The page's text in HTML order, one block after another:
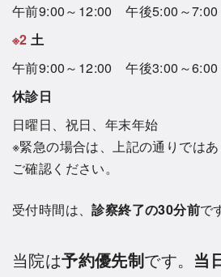
午前9:00～12:00 午後5:00～7:00
※2 土
午前9:00～12:00 午後3:00～6:00
休診日
日曜日、祝日、年末年始
※緊急の場合は、上記の通りでは
ご確認ください。
受付時間は、診察終了の30分前で
当院は予約優先制です。 当